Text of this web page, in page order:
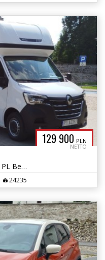
129 900 PLN
NETTO
Kontener 10 paletowy Salon PL Bezwypadkowy Kurnik Gwarancja Jak NOWY
24235